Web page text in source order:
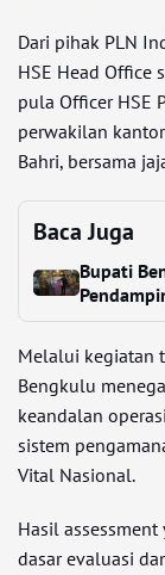
Dari pihak PLN
HSE Head Office
pula Officer HSE
perwakilan
Bahri, bersama
Baca Juga
Bupati
Melalui kegiatan
Bengkulu
keandalan
sistem
Vital Nasional.
Hasil
dasar evaluasi